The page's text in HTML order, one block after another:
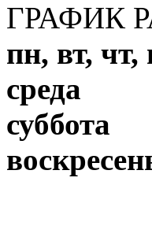
ГРАФИК
пн, вт, чт,
среда с
суббота